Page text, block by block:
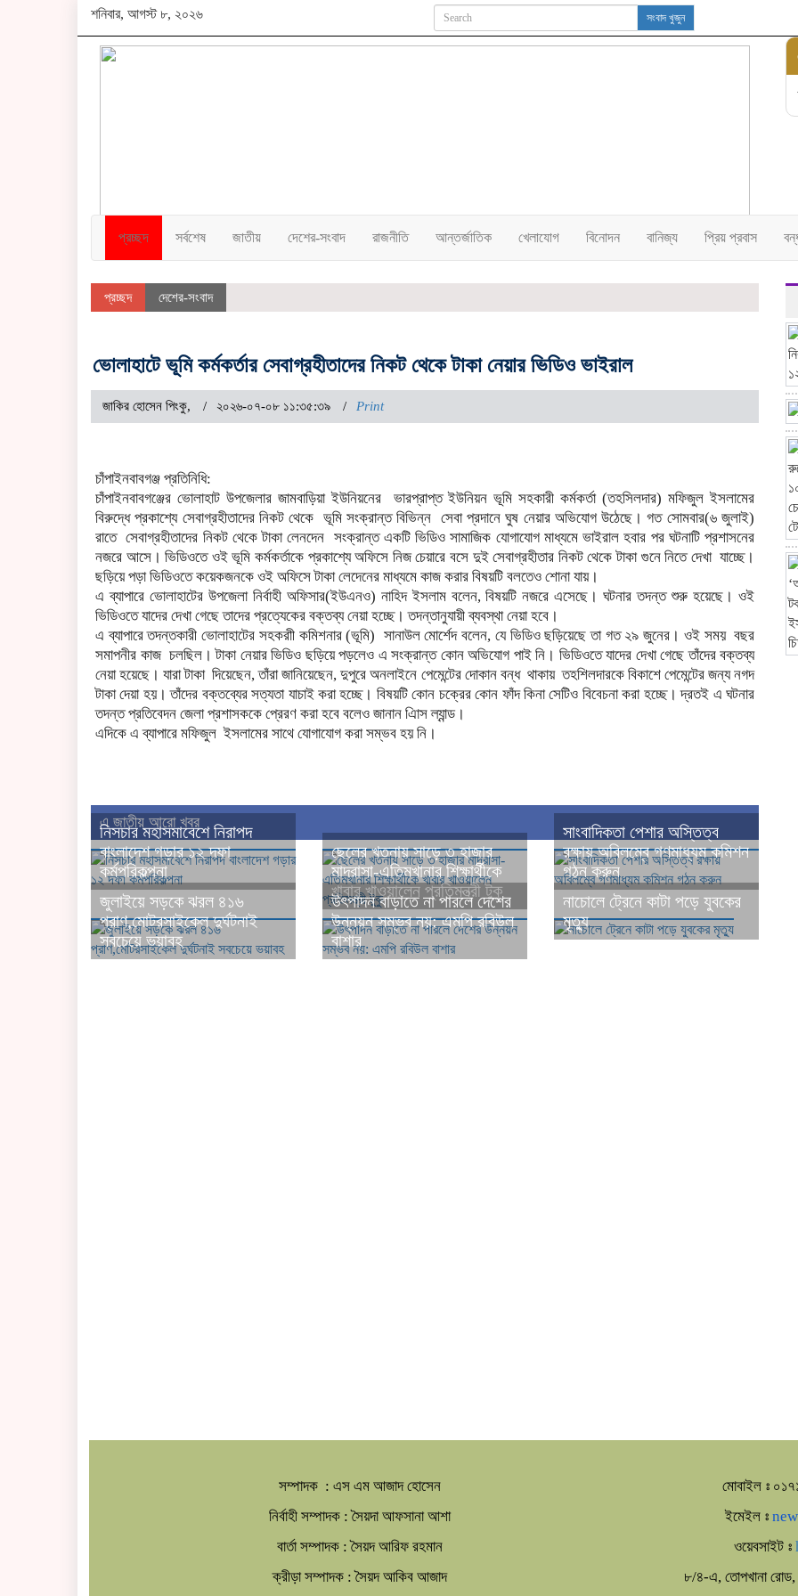
শনিবার, আগস্ট ৮, ২০২৬ সংবাদ খুজুন
প্রচ্ছদ সর্বশেষ জাতীয় দেশের-সংবাদ রাজনীতি আন্তর্জাতিক খেলাযোগ বিনোদন বানিজ্য প্রিয় প্রবাস
প্রচ্ছদ দেশের-সংবাদ
ভোলাহাটে ভূমি কর্মকর্তার সেবাগ্রহীতাদের নিকট থেকে টাকা নেয়ার ভিডিও ভাইরাল
জাকির হোসেন পিংকু, ২০২৬-০৭-০৮ ১১:৩৫:৩৯ Print
চাঁপাইনবাবগঞ্জ প্রতিনিধি:
চাঁপাইনবাবগঞ্জের ভোলাহাট উপজেলার জামবাড়িয়া ইউনিয়নের ভারপ্রাপ্ত ইউনিয়ন ভূমি সহকারী কর্মকর্তা (তহসিলদার) মফিজুল ইসলামের
বিরুদ্ধে প্রকাশ্যে সেবাগ্রহীতাদের নিকট থেকে ভূমি সংক্রান্ত বিভিন্ন সেবা প্রদানে ঘুষ নেয়ার অভিযোগ উঠেছে। গত সোমবার(৬ জুলাই)
রাতে সেবাগ্রহীতাদের নিকট থেকে টাকা লেনদেন সংক্রান্ত একটি ভিডিও সামাজিক যোগাযোগ মাধ্যমে ভাইরাল হবার পর ঘটনাটি প্রশাসনের
নজরে আসে। ভিডিওতে ওই ভূমি কর্মকর্তাকে প্রকাশ্যে অফিসে নিজ চেয়ারে বসে দুই সেবাগ্রহীতার নিকট থেকে টাকা গুনে নিতে দেখা যাচ্ছে।
ছড়িয়ে পড়া ভিডিওতে কয়েকজনকে ওই অফিসে টাকা লেদেনের মাধ্যমে কাজ করার বিষয়টি বলতেও শোনা যায়।
এ ব্যাপারে ভোলাহাটের উপজেলা নির্বাহী অফিসার(ইউএনও) নাহিদ ইসলাম বলেন, বিষয়টি নজরে এসেছে। ঘটনার তদন্ত শুরু হয়েছে। ওই
ভিডিওতে যাদের দেখা গেছে তাদের প্রত্যেকের বক্তব্য নেয়া হচ্ছে। তদন্তানুযায়ী ব্যবস্থা নেয়া হবে।
এ ব্যাপারে তদন্তকারী ভোলাহাটের সহকরাী কমিশনার (ভূমি) সানাউল মোর্শেদ বলেন, যে ভিডিও ছড়িয়েছে তা গত ২৯ জুনের। ওই সময় বছর
সমাপনীর কাজ চলছিল। টাকা নেয়ার ভিডিও ছড়িয়ে পড়লেও এ সংক্রান্ত কোন অভিযোগ পাই নি। ভিডিওতে যাদের দেখা গেছে তাঁদের বক্তব্য
নেয়া হয়েছে। যারা টাকা দিয়েছেন, তাঁরা জানিয়েছেন, দুপুরে অনলাইনে পেমেন্টের দোকান বন্ধ থাকায় তহশিলদারকে বিকাশে পেমেন্টের জন্য নগদ
টাকা দেয়া হয়। তাঁদের বক্তব্যের সত্যতা যাচাই করা হচ্ছে। বিষয়টি কোন চক্রের কোন ফাঁদ কিনা সেটিও বিবেচনা করা হচ্ছে। দ্রতই এ ঘটনার
তদন্ত প্রতিবেদন জেলা প্রশাসককে প্রেরণ করা হবে বলেও জানান এািস ল্যান্ড।
এদিকে এ ব্যাপারে মফিজুল ইসলামের সাথে যোগাযোগ করা সম্ভব হয় নি।
এ জাতীয় আরো খবর
নিসচার মহাসমাবেশে নিরাপদ
বাংলাদেশ গড়ার ১২ দফা
কর্মপরিকল্পনা
ছেলের খতনায় সাড়ে ৩ হাজার
মাদরাসা-এতিমখানার শিক্ষার্থীকে
খাবার খাওয়ালেন প্রতিমন্ত্রী টুকু
সাংবাদিকতা পেশার অস্তিত্ব
রক্ষায় অবিলম্বে গণমাধ্যম কমিশন
গঠন করুন ‎
জুলাইয়ে সড়কে ঝরল ৪১৬
প্রাণ,মোটরসাইকেল দুর্ঘটনাই
সবচেয়ে ভয়াবহ
উৎপাদন বাড়াতে না পারলে দেশের
উন্নয়ন সম্ভব নয়: এমপি রবিউল
বাশার
নাচোলে ট্রেনে কাটা পড়ে যুবকের
মৃত্যু
সম্পাদক : এস এম আজাদ হোসেন
নির্বাহী সম্পাদক : সৈয়দা আফসানা আশা
বার্তা সম্পাদক : সৈয়দ আরিফ রহমান
ক্রীড়া সম্পাদক : সৈয়দ আকিব আজাদ
মোবাইল ঃ
ইমেইল ঃ
ওয়েবসাইট ঃ
৮/৪-এ, তোপখানা রোড,